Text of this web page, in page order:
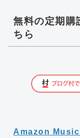
無料の定期購
ちら
Amazon